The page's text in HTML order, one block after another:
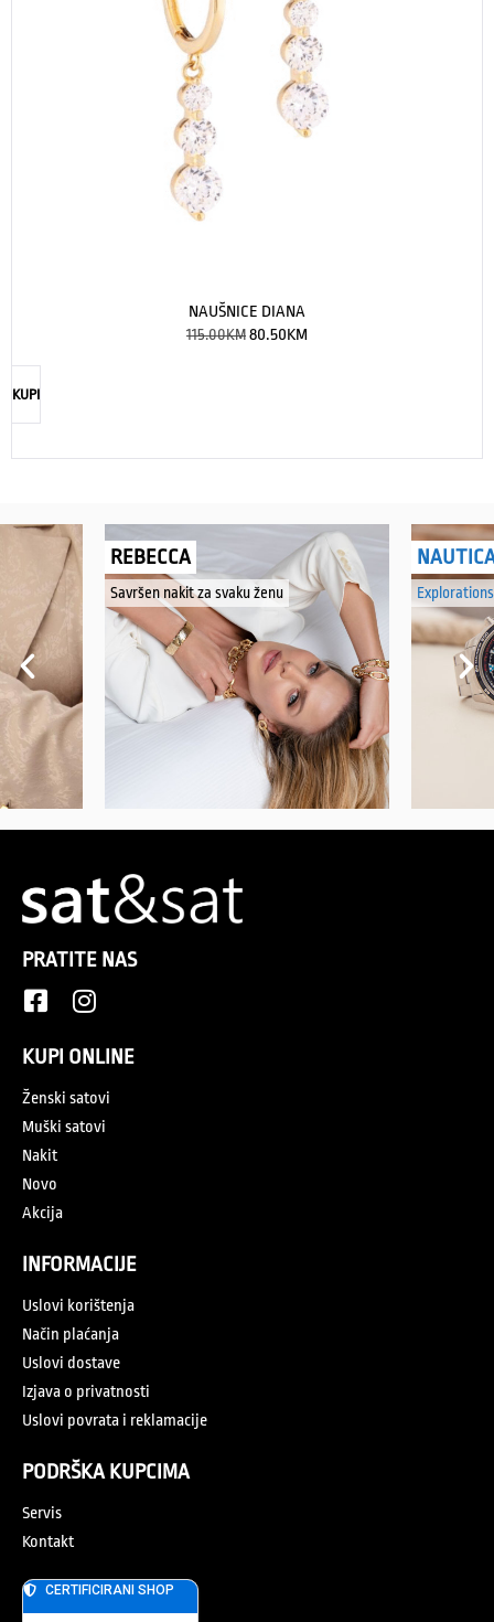
NAUŠNICE DIANA
115.00KM80.50KM
KUPI
REBECCA
Savršen nakit za svaku ženu
PRATITE NAS
KUPI ONLINE
Ženski satovi
Muški satovi
Nakit
Novo
Akcija
INFORMACIJE
Uslovi korištenja
Način plaćanja
Uslovi dostave
Izjava o privatnosti
Uslovi povrata i reklamacije
PODRŠKA KUPCIMA
Servis
Kontakt